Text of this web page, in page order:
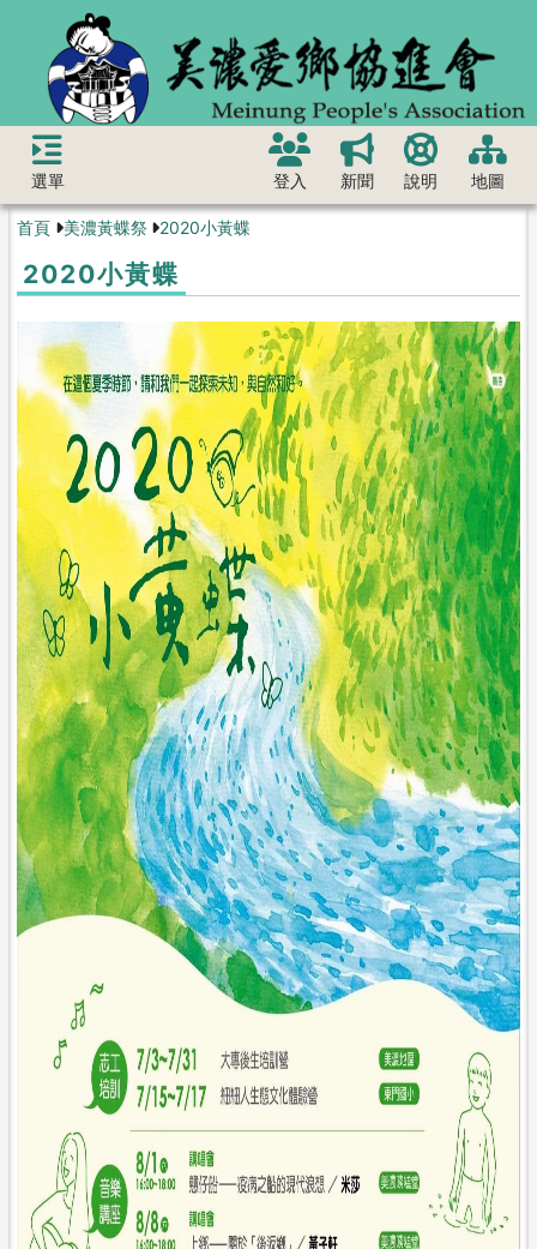
選單 登入 新聞 說明 地圖
首頁 美濃黃蝶祭 2020小黃蝶
2020小黃蝶